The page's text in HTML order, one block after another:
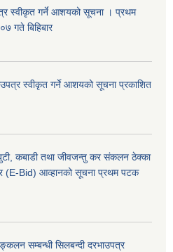
स्वीकृत गर्ने आशयको सूचना । प्रथम
गते बिहिबार
स्वीकृत गर्ने आशयको सूचना प्रकाशित
कबाडी तथा जीवजन्तु कर संकलन ठेक्का
(E-Bid) आव्हानको सूचना प्रथम पटक
सम्बन्धी सिलबन्दी दरभाउपत्र